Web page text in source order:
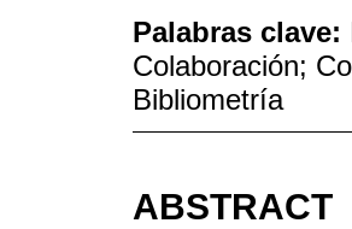
Palabras clave:
Colaboración;
Bibliometría
ABSTRACT